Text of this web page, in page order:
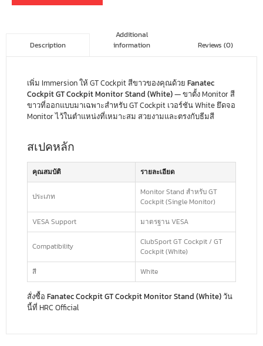
Description
Additional
information
Reviews (0)
เพิ่ม Immersion ให้ GT Cockpit สีขาวของคุณด้วย Fanatec
Cockpit GT Cockpit Monitor Stand (White)— ขาตั้ง Monitor สี
ขาวที่ออกแบบมาเฉพาะสำหรับ GT Cockpit เวอร์ชัน White ยึดจอ
Monitor ไว้ในตำแหน่งที่เหมาะสม สวยงามและตรงกับธีมสี
สเปคหลัก
คุณสมบัติ รายละเอียด
ประเภท
Monitor Stand สำหรับ GT
Cockpit (Single Monitor)
VESA Support
มาตรฐาน VESA
Compatibility
ClubSport GT Cockpit / GT
Cockpit (White)
สี
White
สั่งซื้อ Fanatec Cockpit GT Cockpit Monitor Stand (White)วัน
นี้ที่ HRC Official